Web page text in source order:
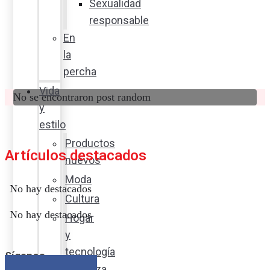
Sexualidad
responsable
En
la
percha
Vida
y
estilo
Productos
nuevos
Moda
Cultura
Hogar
y
tecnología
No se encontraron post random
Artículos destacados
No hay destacados
No hay destacados
Síganos